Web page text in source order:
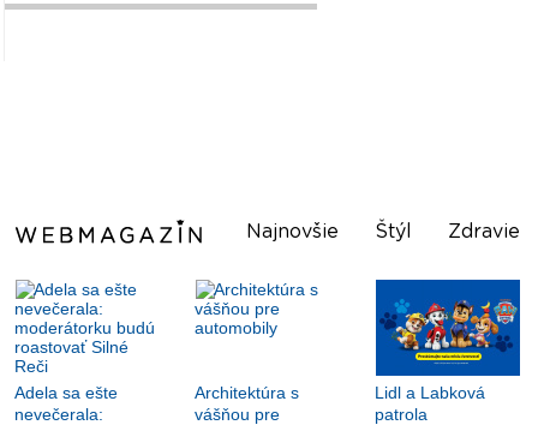
Najnovšie Štýl Zdravie
Adela sa ešte
nevečerala:
Architektúra s
vášňou pre
Lidl a Labková
patrola